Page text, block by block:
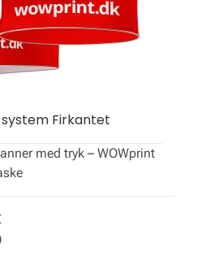
Firkantet
med tryk – WOWprint